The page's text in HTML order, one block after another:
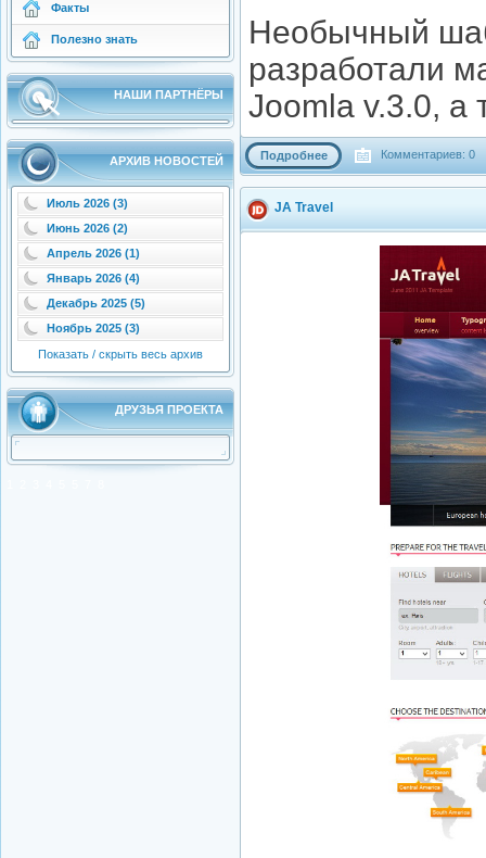
Факты
Полезно знать
НАШИ ПАРТНЁРЫ
АРХИВ НОВОСТЕЙ
Июль 2026 (3)
Июнь 2026 (2)
Апрель 2026 (1)
Январь 2026 (4)
Декабрь 2025 (5)
Ноябрь 2025 (3)
Показать / скрыть весь архив
ДРУЗЬЯ ПРОЕКТА
Необычный
разработали
Joomla v.3.0, а
Подробнее Комментариев: 0
JA Travel